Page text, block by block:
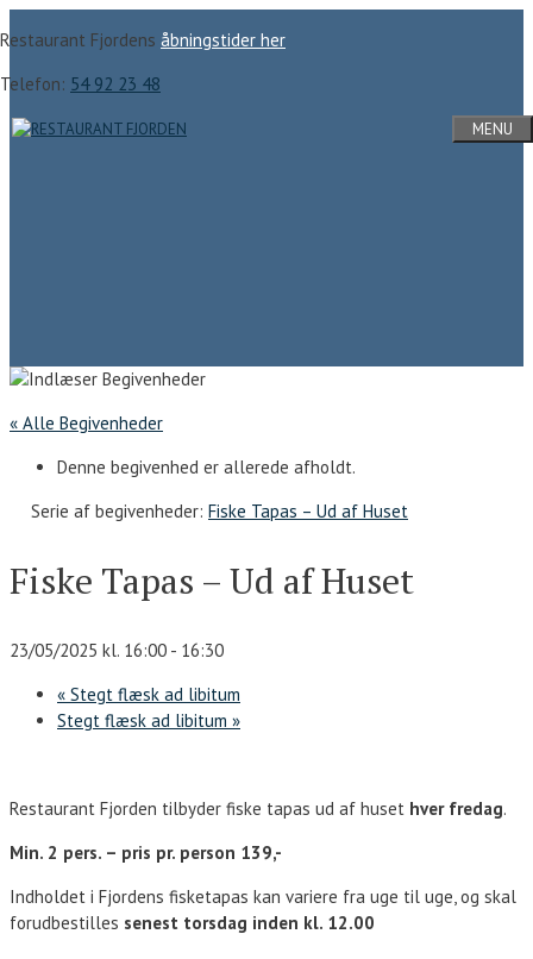
til
indhold
Restaurant Fjordens åbningstider her
Telefon: 54 92 23 48
MENU
« Alle Begivenheder
Denne begivenhed er allerede afholdt.
Serie af begivenheder: Fiske Tapas – Ud af Huset
Fiske Tapas – Ud af Huset
23/05/2025 kl. 16:00 - 16:30
« Stegt flæsk ad libitum
Stegt flæsk ad libitum »
Restaurant Fjorden tilbyder fiske tapas ud af huset hver fredag.
Min. 2 pers. – pris pr. person 139,-
Indholdet i Fjordens fisketapas kan variere fra uge til uge, og skal
forudbestilles senest torsdag inden kl. 12.00